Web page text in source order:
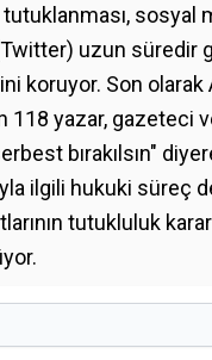
tutuklanması, sosyal
uzun süredir
koruyor. Son olarak
118 yazar, gazeteci
bırakılsın"
ilgili hukuki süreç
tutukluluk